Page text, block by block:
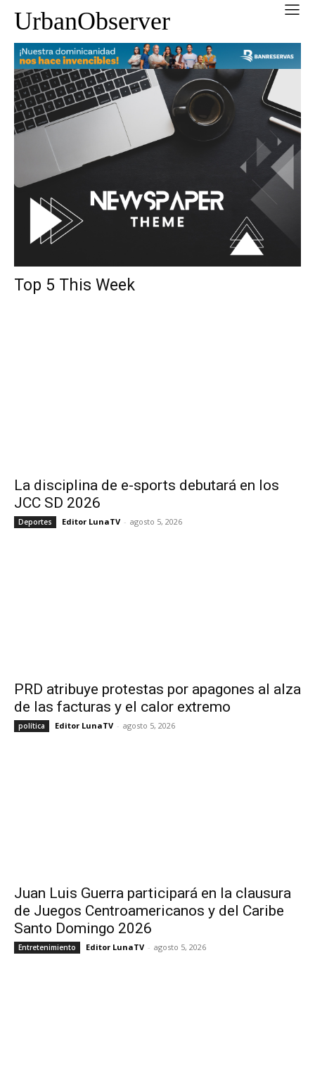
UrbanObserver
Top 5 This Week
La disciplina de e-sports debutará en los
JCC SD 2026
Deportes Editor LunaTV - agosto 5, 2026
PRD atribuye protestas por apagones al alza
de las facturas y el calor extremo
política Editor LunaTV - agosto 5, 2026
Juan Luis Guerra participará en la clausura
de Juegos Centroamericanos y del Caribe
Santo Domingo 2026
Entretenimiento Editor LunaTV - agosto 5, 2026